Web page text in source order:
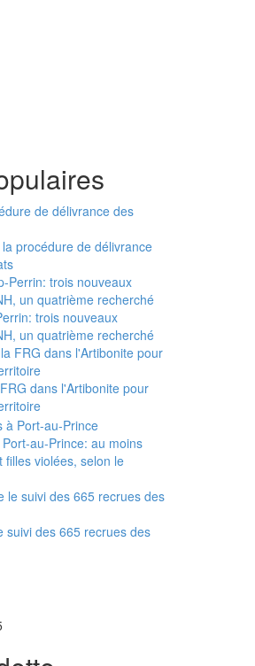
procédure de délivrance
trois nouveaux
un quatrième recherché
dans l'Artibonite pour
au-Prince: au moins
violées, selon le
suivi des 665 recrues des